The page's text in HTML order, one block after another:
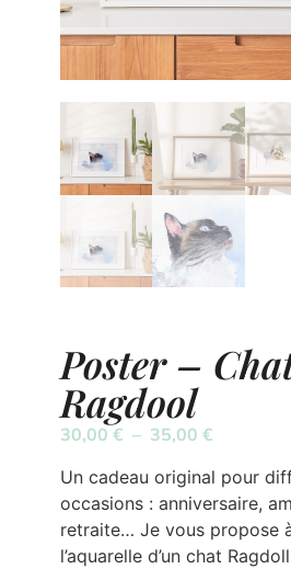
Poster –
Ragdool
30,00 € – 35,00 €
Un cadeau original pour
occasions : anniversaire,
retraite… Je vous propose
l’aquarelle d’un chat